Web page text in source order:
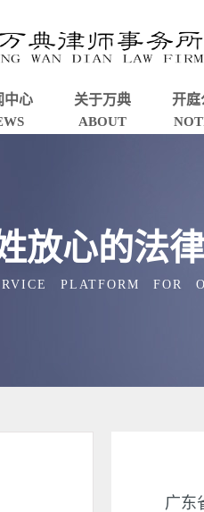
中心 关于万典
ABOUT
开庭
放心的法
PLATFORM FOR
广东